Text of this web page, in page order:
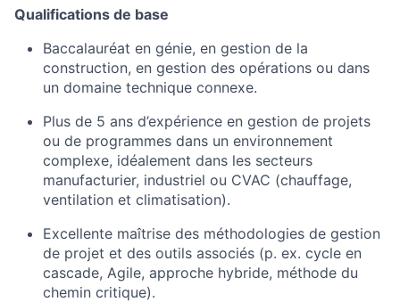
Qualifications de base
Baccalauréat en génie, en gestion de la
construction, en gestion des opérations ou dans
un domaine technique connexe.
Plus de 5 ans d’expérience en gestion de projets
ou de programmes dans un environnement
complexe, idéalement dans les secteurs
manufacturier, industriel ou CVAC (chauffage,
ventilation et climatisation).
Excellente maîtrise des méthodologies de gestion
de projet et des outils associés (p. ex. cycle en
cascade, Agile, approche hybride, méthode du
chemin critique).